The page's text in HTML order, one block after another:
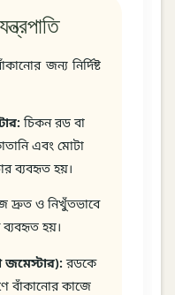
জন্য নির্দিষ্ট
চিকন রড বা
এবং মোটা
ব্যবহৃত হয়।
দ্রুত ও নিখুঁতভাবে
হয়।
রডকে
বাঁকানোর কাজে